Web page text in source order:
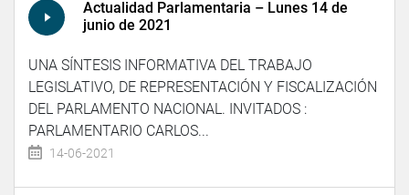
Actualidad Parlamentaria – Lunes 14 de
junio de 2021
UNA SÍNTESIS INFORMATIVA DEL TRABAJO
LEGISLATIVO, DE REPRESENTACIÓN Y FISCALIZACIÓN
DEL PARLAMENTO NACIONAL. INVITADOS :
PARLAMENTARIO CARLOS...
14-06-2021